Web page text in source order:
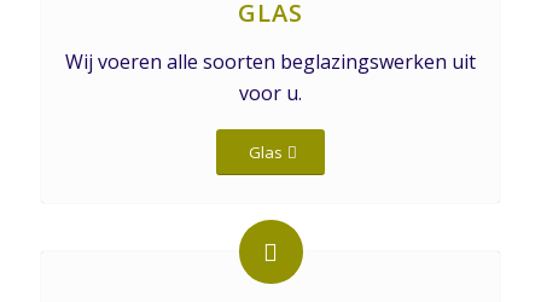
GLAS
Wij voeren alle soorten beglazingswerken uit
voor u.
Glas